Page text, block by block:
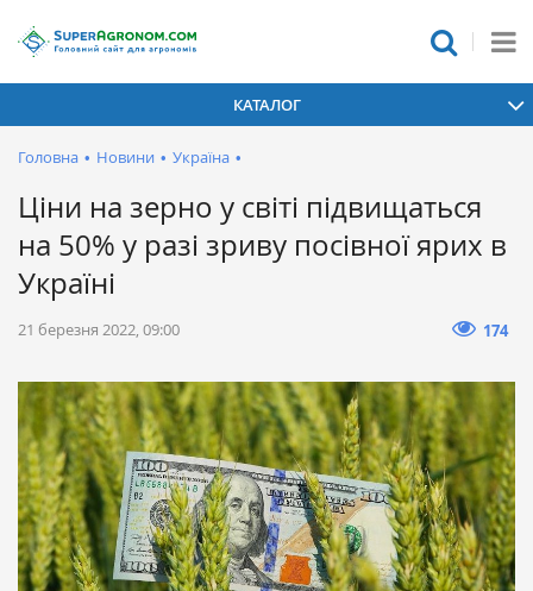
КАТАЛОГ
Головна • Новини • Україна •
Ціни на зерно у світі підвищаться
на 50% у разі зриву посівної ярих в
Україні
21 березня 2022, 09:00 174